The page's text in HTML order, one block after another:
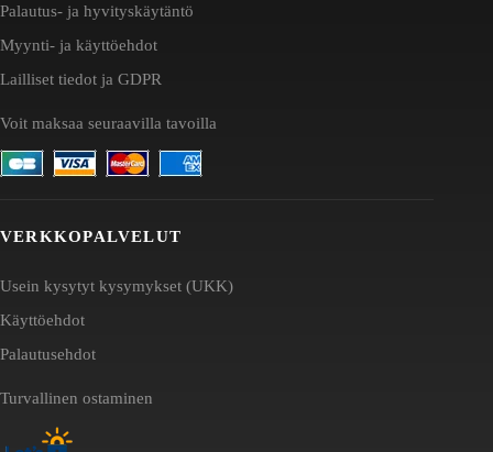
Palautus- ja hyvityskäytäntö
Myynti- ja käyttöehdot
Lailliset tiedot ja GDPR
Voit maksaa seuraavilla tavoilla
VERKKOPALVELUT
Usein kysytyt kysymykset (UKK)
Käyttöehdot
Palautusehdot
Turvallinen ostaminen